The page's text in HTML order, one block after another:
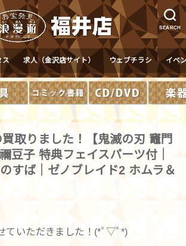
SEARCH
ス 求人（金沢店サイト） ウェブチラシ イベ
取りました！【鬼滅の刃 竈門
豆子 特典フェイスパーツ付｜
すば｜ゼノブレイド2 ホムラ＆
ていただきました！(*ﾟ▽ﾟ*)